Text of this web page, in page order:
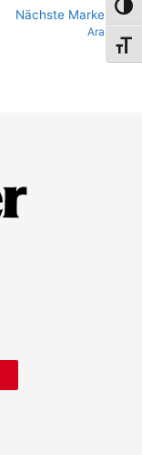
Nächste Marke
Ara